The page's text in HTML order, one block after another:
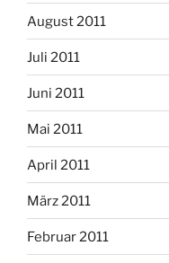
August 2011
Juli 2011
Juni 2011
Mai 2011
April 2011
März 2011
Februar 2011